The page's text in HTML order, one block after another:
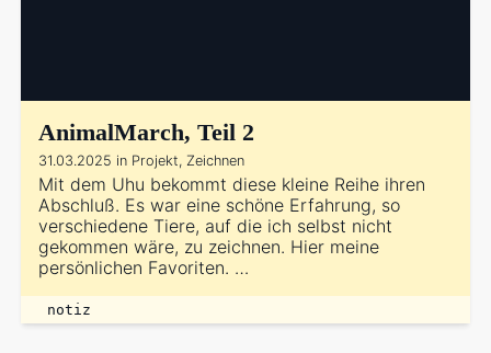
AnimalMarch, Teil 2
31.03.2025 in Projekt, Zeichnen
Mit dem Uhu bekommt diese kleine Reihe ihren
Abschluß. Es war eine schöne Erfahrung, so
verschiedene Tiere, auf die ich selbst nicht
gekommen wäre, zu zeichnen. Hier meine
persönlichen Favoriten. …
notiz